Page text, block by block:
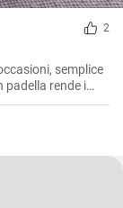
2
semplice
padella rende i
per una cottura
i sapori